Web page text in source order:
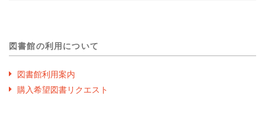
図書館の利用について
図書館利用案内
購入希望図書リクエスト